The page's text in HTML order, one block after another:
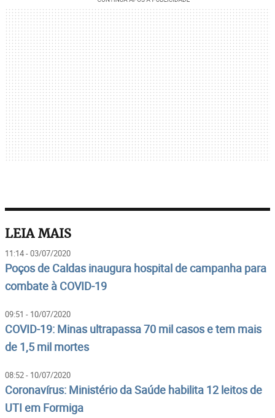
LEIA MAIS
11:14 - 03/07/2020
Poços de Caldas inaugura hospital de campanha para
combate à COVID-19
09:51 - 10/07/2020
COVID-19: Minas ultrapassa 70 mil casos e tem mais
de 1,5 mil mortes
08:52 - 10/07/2020
Coronavírus: Ministério da Saúde habilita 12 leitos de
UTI em Formiga